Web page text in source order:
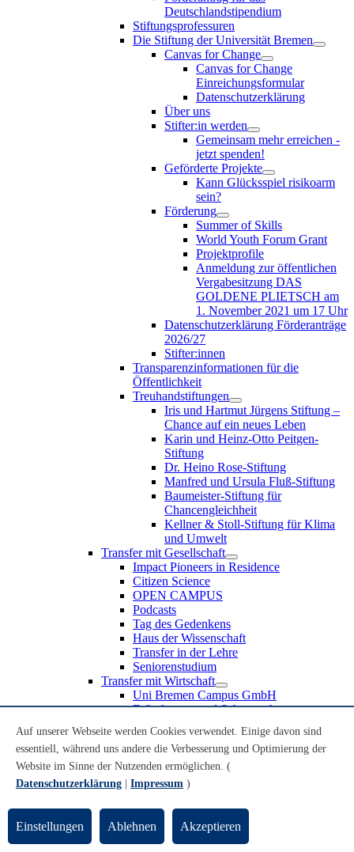
Deutschlandstipendium
Stiftungsprofessuren
Die Stiftung der Universität Bremen
Canvas for Change
Canvas for Change
Einreichungsformular
Datenschutzerklärung
Über uns
Stifter:in werden
Gemeinsam mehr erreichen -
jetzt spenden!
Geförderte Projekte
Kann Glücksspiel risikoarm
sein?
Förderung
Summer of Skills
World Youth Forum Grant
Projektprofile
Anmeldung zur öffentlichen
Vergabesitzung DAS
GOLDENE PLIETSCH am
1. November 2021 um 17 Uhr
Datenschutzerklärung Förderanträge
2026/27
Stifter:innen
Transparenzinformationen für die
Öffentlichkeit
Treuhandstiftungen
Iris und Hartmut Jürgens Stiftung –
Chance auf ein neues Leben
Karin und Heinz-Otto Peitgen-
Stiftung
Dr. Heino Rose-Stiftung
Manfred und Ursula Fluß-Stiftung
Baumeister-Stiftung für
Chancengleichheit
Kellner & Stoll-Stiftung für Klima
und Umwelt
Transfer mit Gesellschaft
Impact Pioneers in Residence
Citizen Science
OPEN CAMPUS
Podcasts
Tag des Gedenkens
Haus der Wissenschaft
Transfer in der Lehre
Seniorenstudium
Transfer mit Wirtschaft
Uni Bremen Campus GmbH
Erfindungen und Schutzrechte
Recruiting an der Universität Bremen
Weiterbildung an der Universität Bremen
Transfer mit Schule
Schülerinnen und Schüler
Schulklassen
Lehrkräfte
Gründungsunterstützung
Auf unserer Webseite werden Cookies verwendet. Einige davon sind
essentiell, während uns andere die Verbesserung und Optimierung der
Website im Sinne der Nutzenden ermöglichen. (
Datenschutzerklärung
Impressum )
Einstellungen Ablehnen Akzeptieren